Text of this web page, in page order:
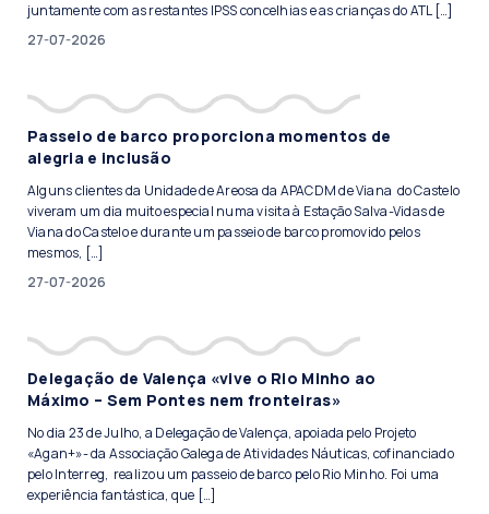
juntamente com as restantes IPSS concelhias e as crianças do ATL […]
27-07-2026
Passeio de barco proporciona momentos de
alegria e inclusão
Alguns clientes da Unidade de Areosa da APACDM de Viana do Castelo
viveram um dia muito especial numa visita à Estação Salva-Vidas de
Viana do Castelo e durante um passeio de barco promovido pelos
mesmos, […]
27-07-2026
Delegação de Valença «vive o Rio Minho ao
Máximo – Sem Pontes nem fronteiras»
No dia 23 de Julho, a Delegação de Valença, apoiada pelo Projeto
«Agan+»- da Associação Galega de Atividades Náuticas, cofinanciado
pelo Interreg, realizou um passeio de barco pelo Rio Minho. Foi uma
experiência fantástica, que […]